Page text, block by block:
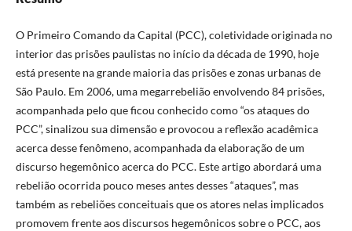
O Primeiro Comando da Capital (PCC), coletividade originada no
interior das prisões paulistas no início da década de 1990, hoje
está presente na grande maioria das prisões e zonas urbanas de
São Paulo. Em 2006, uma megarrebelião envolvendo 84 prisões,
acompanhada pelo que ficou conhecido como “os ataques do
PCC”, sinalizou sua dimensão e provocou a reflexão acadêmica
acerca desse fenômeno, acompanhada da elaboração de um
discurso hegemônico acerca do PCC. Este artigo abordará uma
rebelião ocorrida pouco meses antes desses “ataques”, mas
também as rebeliões conceituais que os atores nelas implicados
promovem frente aos discursos hegemônicos sobre o PCC, aos